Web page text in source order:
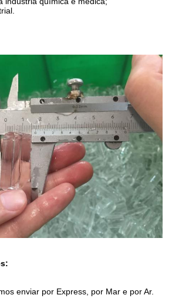
enviar por Express, por Mar e por Ar.